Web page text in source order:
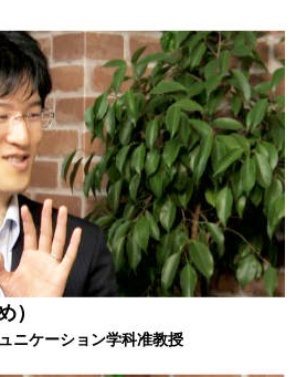
）
ニケーション学科准教授